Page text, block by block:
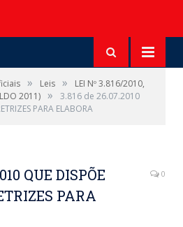
» Leis »
LEI Nº 3.816/2010,
2011) »
3.816 de 26.07.2010
PARA ELABORA
QUE DISPÕE
PARA
0